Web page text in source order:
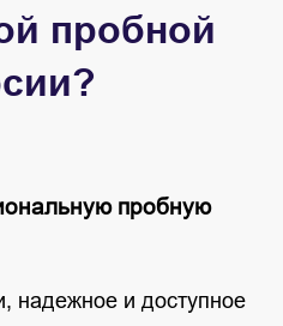
пробной
пробную
надежное и доступное